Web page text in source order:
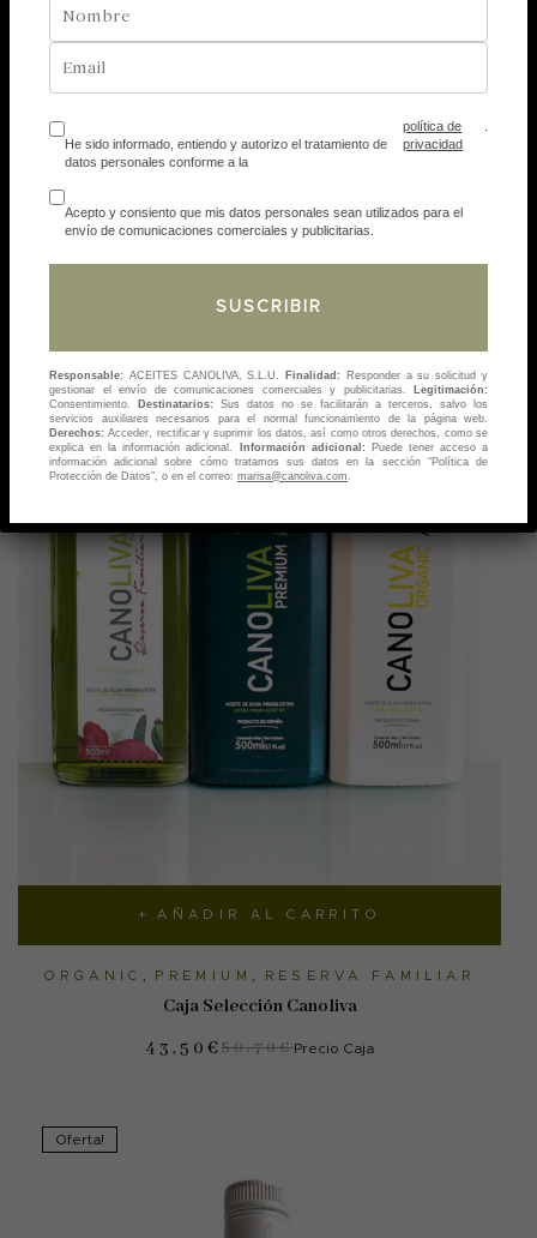
35,15€Precio Caja
AÑADIR AL CARRITO
ORGANIC PREMIUM RESERVA FAMILIAR
Caja Selección Canoliva
50,70€
43,50 € Precio Caja
Oferta!
He sido informado, entiendo y autorizo el tratamiento de
datos personales conforme a la
política de
privacidad
Acepto y consiento que mis datos personales sean utilizados para el
envío de comunicaciones comerciales y publicitarias.
Responsable: ACEITES CANOLIVA, S.L.U. Finalidad:
Responder a su solicitud y
gestionar el envío de comunicaciones comerciales y publicitarias.
Legitimación:
Consentimiento.
Destinatarios: Sus datos no se facilitarán a terceros, salvo los
servicios auxiliares necesarios para el normal funcionamiento de la página web.
Derechos: Acceder, rectificar y suprimir los datos, así como otros derechos, como se
explica en la información adicional.
Información adicional: Puede tener acceso a
información adicional sobre cómo tratamos sus datos en la sección “Política de
Protección de Datos”, o en el correo: marisa@canoliva.com